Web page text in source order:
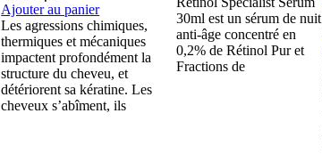
Ajouter au panier
Les agressions chimiques,
thermiques et mécaniques
impactent profondément la
structure du cheveu, et
détériorent sa kératine. Les
cheveux s’abîment, ils
30ml est un sérum de nuit
anti-âge concentré en
0,2% de Rétinol Pur et
Fractions de